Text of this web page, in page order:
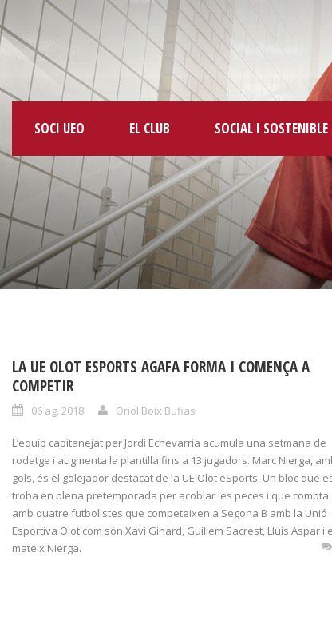
SOCI UEO EL CLUB SOCIAL I SOSTENIBLE
LA UE OLOT ESPORTS AGAFA FORMA I COMENÇA A
COMPETIR
06 ag. 2018 Oriol Boix Bufias
L’equip capitanejat per Jordi Echevarria acumula una setmana de
rodatge i augmenta la plantilla fins a 13 jugadors. Marc Nierga,
gols, és el golejador destacat de la UE Olot eSports. Un bloc que
troba en plena pretemporada per acoblar les peces i que compta
amb quatre futbolistes que competeixen a Segona B amb la Unió
Esportiva Olot com són Xavi Ginard, Guillem Sacrest, Lluís Aspar i
mateix Nierga.